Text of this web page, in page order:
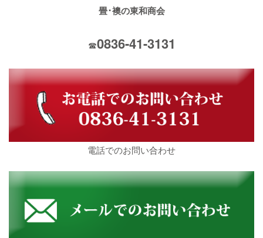
畳･襖の東和商会
☎0836-41-3131
電話でのお問い合わせ